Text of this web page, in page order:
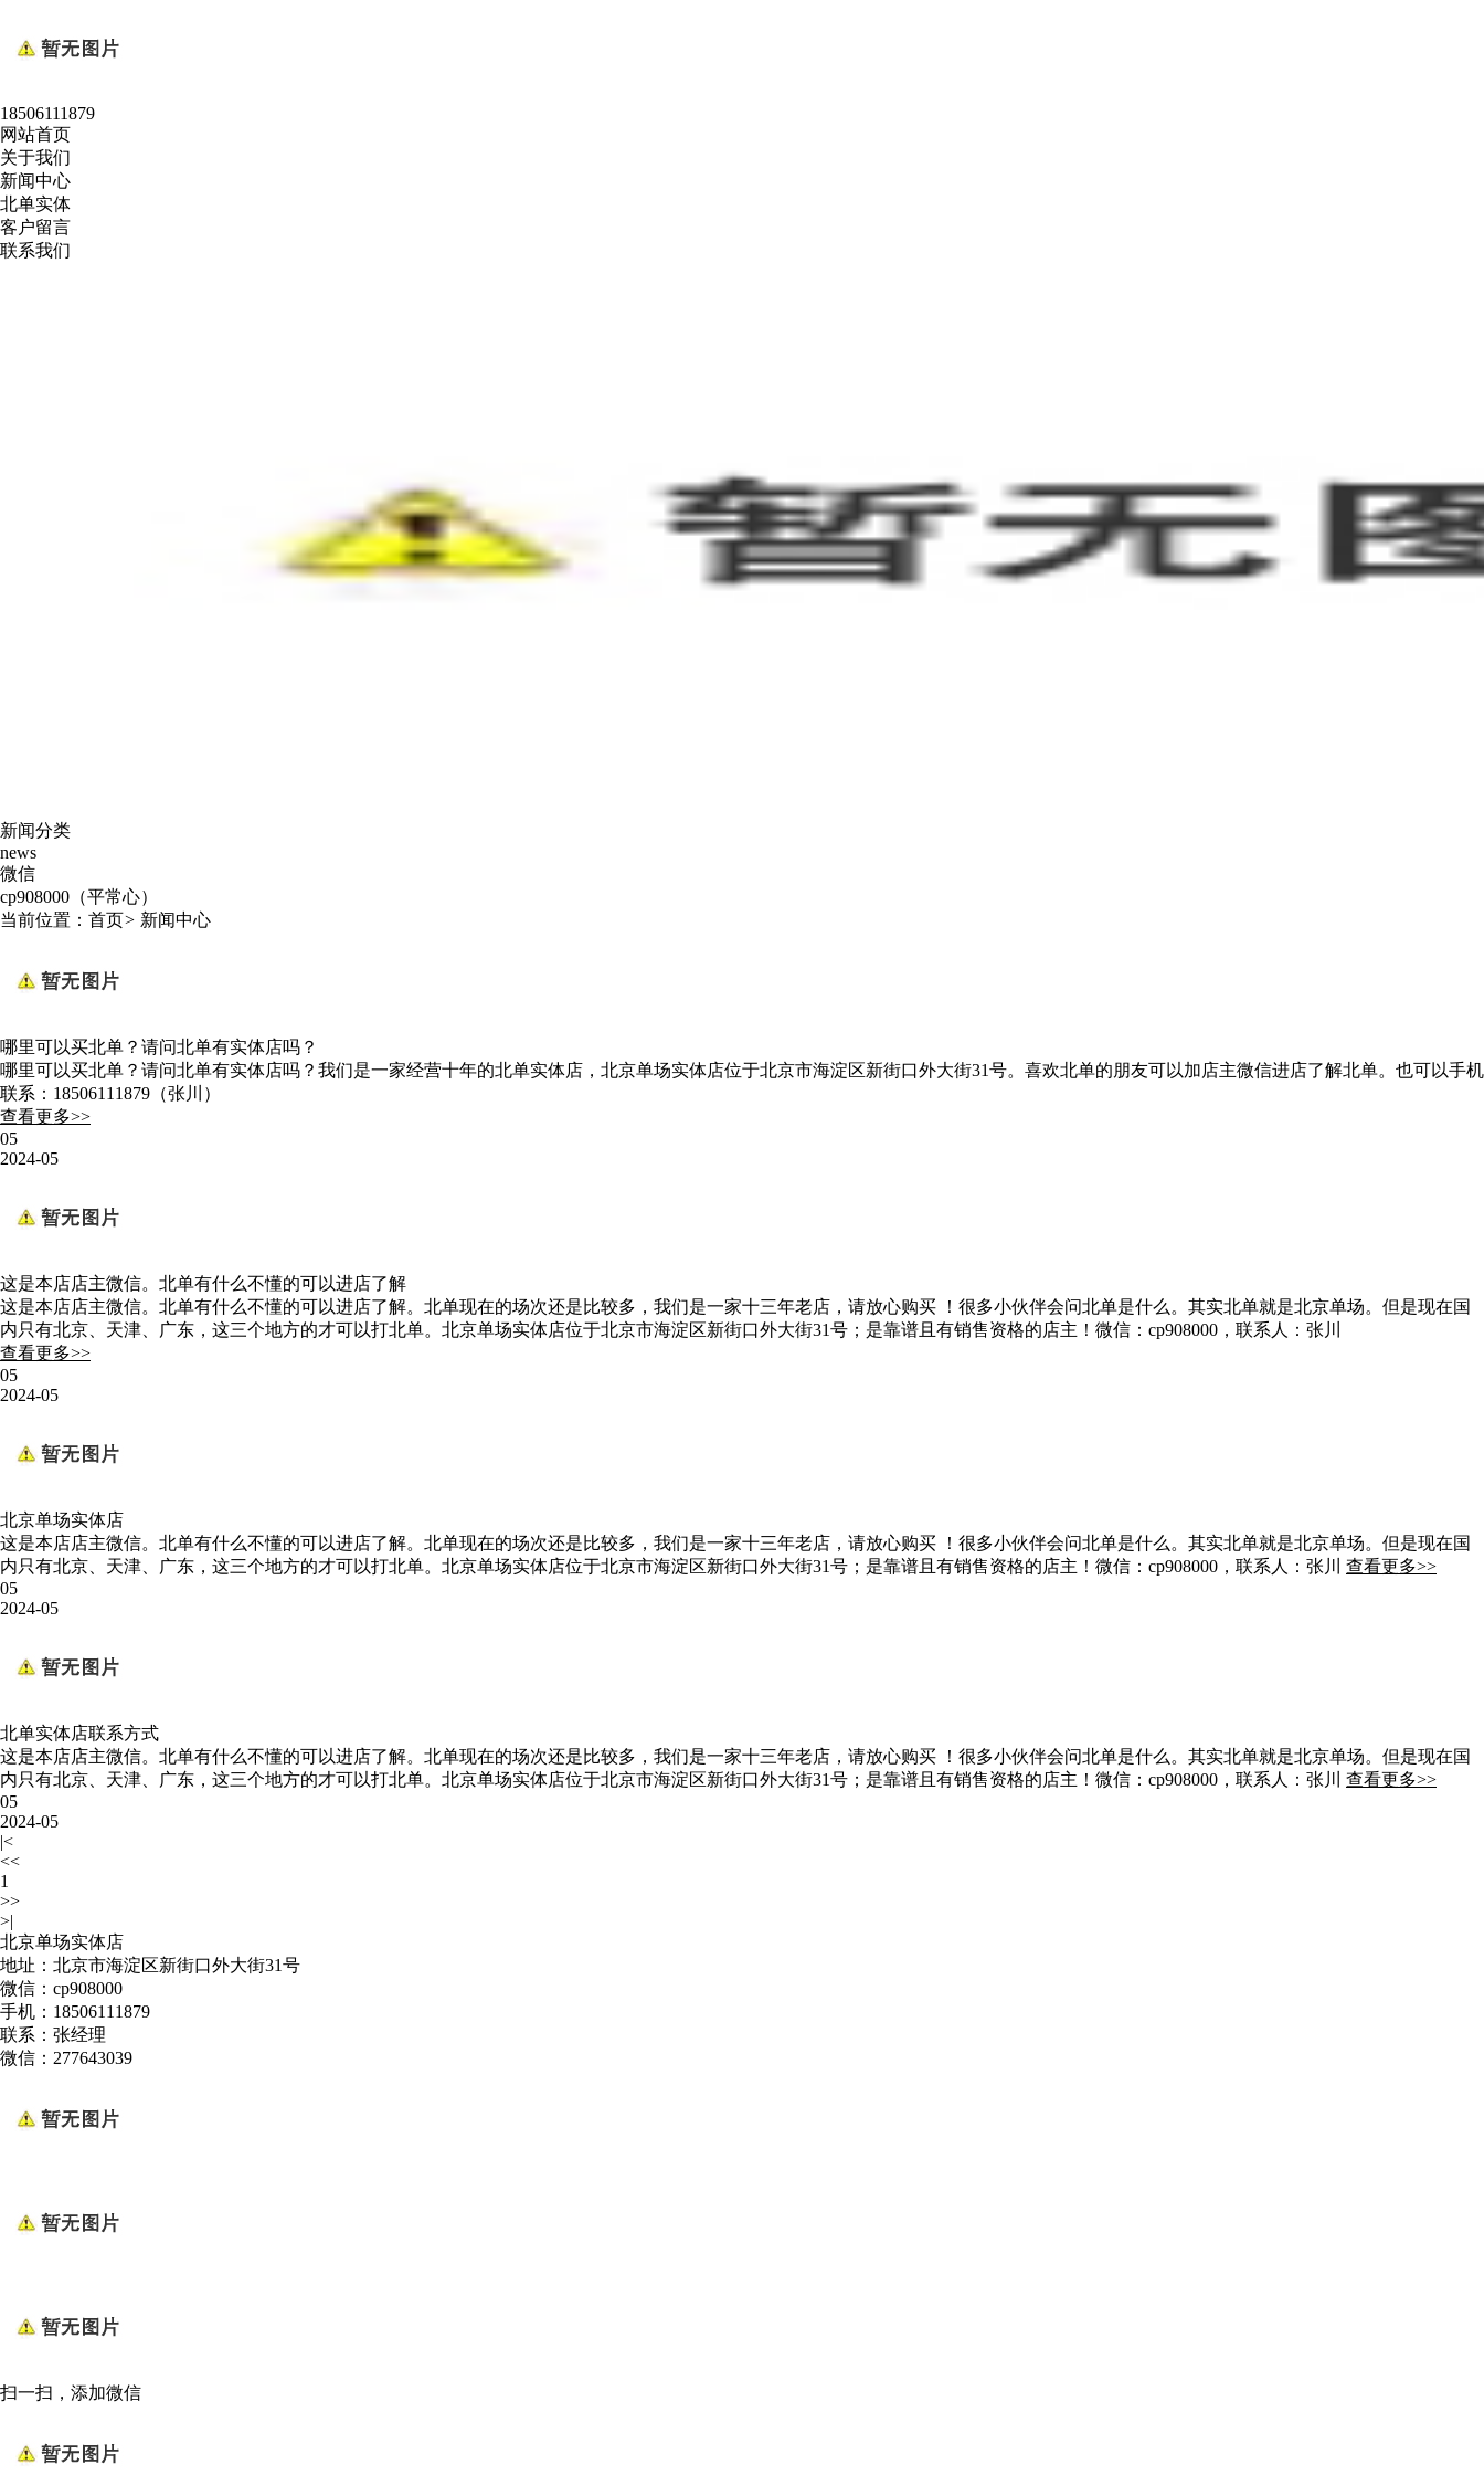
18506111879
网站首页
关于我们
新闻中心
北单实体
客户留言
联系我们
新闻分类
news
微信
cp908000（平常心）
当前位置： 首页> 新闻中心
哪里可以买北单？请问北单有实体店吗？
哪里可以买北单？请问北单有实体店吗？我们是一家经营十年的北单实体店，北京单场实体店位于北京市海淀区新街口外大街31号。喜欢北单的朋友可以加店主微信进店了解北单。也可以手机
联系：18506111879（张川）
查看更多>>
05
2024-05
这是本店店主微信。北单有什么不懂的可以进店了解
这是本店店主微信。北单有什么不懂的可以进店了解。北单现在的场次还是比较多，我们是一家十三年老店，请放心购买 ！很多小伙伴会问北单是什么。其实北单就是北京单场。但是现在国
内只有北京、天津、广东，这三个地方的才可以打北单。北京单场实体店位于北京市海淀区新街口外大街31号；是靠谱且有销售资格的店主！微信：cp908000，联系人：张川
查看更多>>
05
2024-05
北京单场实体店
这是本店店主微信。北单有什么不懂的可以进店了解。北单现在的场次还是比较多，我们是一家十三年老店，请放心购买 ！很多小伙伴会问北单是什么。其实北单就是北京单场。但是现在国
内只有北京、天津、广东，这三个地方的才可以打北单。北京单场实体店位于北京市海淀区新街口外大街31号；是靠谱且有销售资格的店主！微信：cp908000，联系人：张川
查看更多>>
05
2024-05
北单实体店联系方式
这是本店店主微信。北单有什么不懂的可以进店了解。北单现在的场次还是比较多，我们是一家十三年老店，请放心购买 ！很多小伙伴会问北单是什么。其实北单就是北京单场。但是现在国
内只有北京、天津、广东，这三个地方的才可以打北单。北京单场实体店位于北京市海淀区新街口外大街31号；是靠谱且有销售资格的店主！微信：cp908000，联系人：张川
查看更多>>
05
2024-05
|<
<<
1
>>
>|
北京单场实体店
地址：北京市海淀区新街口外大街31号
微信：cp908000
手机：18506111879
联系：张经理
微信：277643039
扫一扫，添加微信